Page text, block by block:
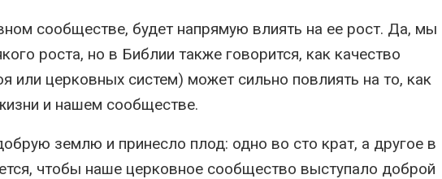
сообществе, будет напрямую влиять на ее рост. Да, мы
роста, но в Библии также говорится, как качество
или церковных систем) может сильно повлиять на то, как
и нашем сообществе.
землю и принесло плод: одно во сто крат, а другое в
чтобы наше церковное сообщество выступало доброй